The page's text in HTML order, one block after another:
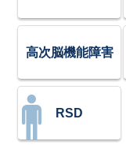
高次脳機能障害
RSD